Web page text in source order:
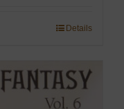
Details